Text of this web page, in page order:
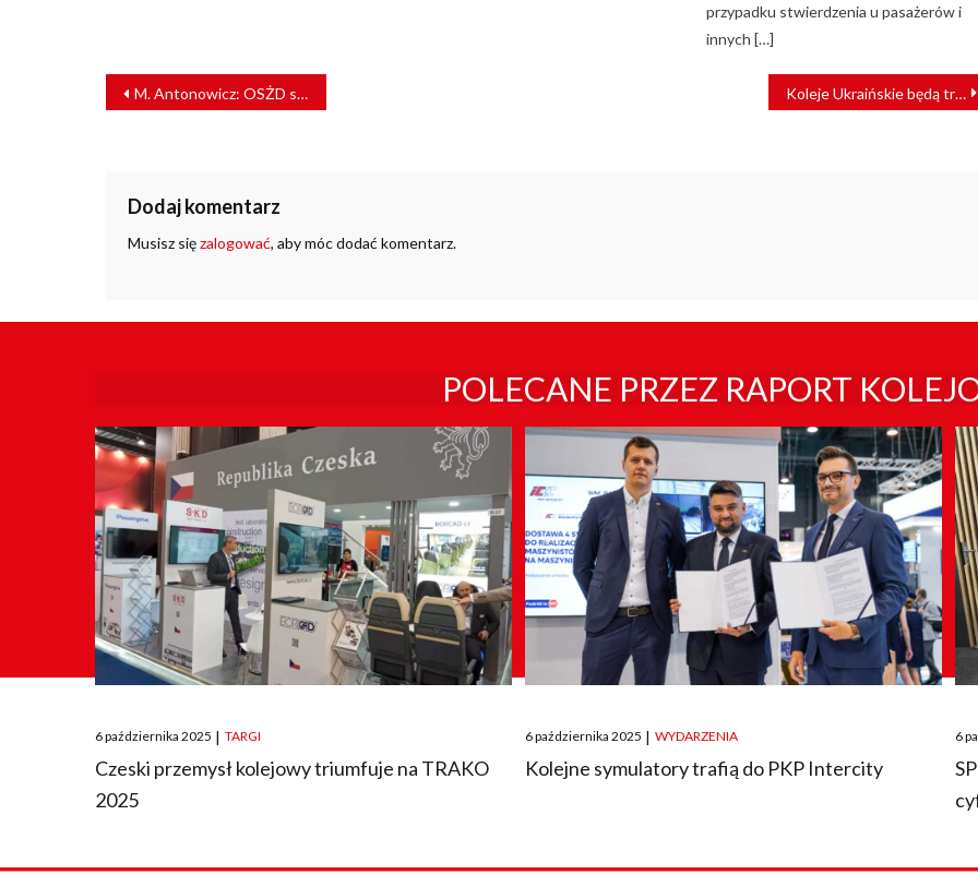
przypadku stwierdzenia u pasażerów i
innych […]
NAWIGACJA
WPISU
M. Antonowicz: OSŻD stawia na rozwój i usprawnienie międzynarodowych przewozów kolejowych [WYWIAD] Koleje Ukraińskie będą transportować przez porty morskie produkty naftowe
Dodaj komentarz
Musisz sięzalogować, aby móc dodać komentarz.
POLECANE PRZEZ RAPORT
Posted
on
6 października 2025 | TARGI
Czeski przemysł kolejowy triumfuje na TRAKO
2025
Posted
on
6 października 2025 | WYDARZENIA
Kolejne symulatory trafią do PKP Intercity
on
6